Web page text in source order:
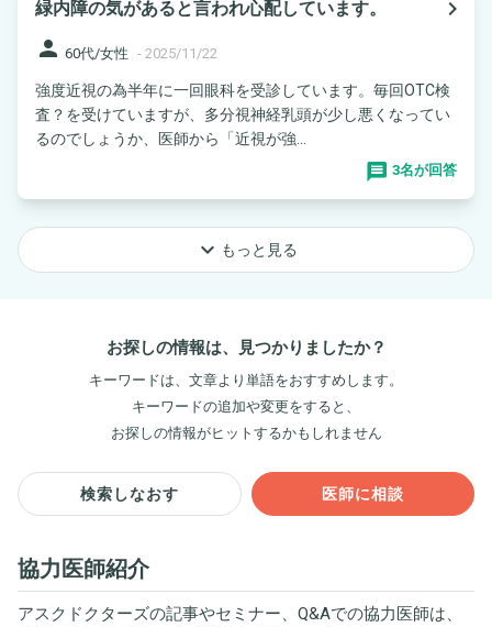
緑内障の気があると言われ心配しています。
navigate_next
person 60代/女性 - 2025/11/22
強度近視の為半年に一回眼科を受診しています。毎回OTC検
査？を受けていますが、多分視神経乳頭が少し悪くなってい
るのでしょうか、医師から「近視が強...
3名が回答
keyboard_arrow_down もっと見る
お探しの情報は、見つかりましたか？
キーワードは、文章より単語をおすすめします。
キーワードの追加や変更をすると、
お探しの情報がヒットするかもしれません
検索しなおす 医師に相談
協力医師紹介
アスクドクターズの記事やセミナー、Q&Aでの協力医師は、